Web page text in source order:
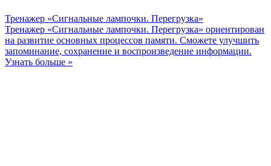
Тренажер «Сигнальные лампочки. Перегрузка»
Тренажер «Сигнальные лампочки. Перегрузка» ориентирован
на развитие основных процессов памяти. Сможете улучшить
запоминание, сохранение и воспроизведение информации.
Узнать больше »